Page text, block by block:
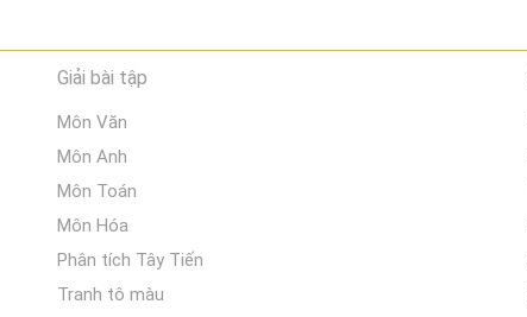
Giải bài tập
Môn Văn
Môn Anh
Môn Toán
Môn Hóa
Phân tích Tây Tiến
Tranh tô màu